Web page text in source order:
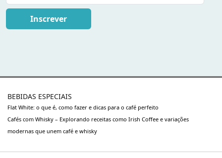
Inscrever
BEBIDAS ESPECIAIS
Flat White: o que é, como fazer e dicas para o café perfeito
Cafés com Whisky – Explorando receitas como Irish Coffee e variações
modernas que unem café e whisky